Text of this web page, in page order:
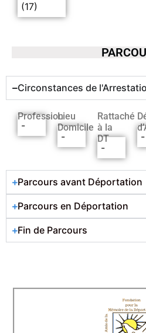
(17)
Circonstances de
Profession
-
Lieu
Domicile
-
Rattaché
à la
DT
-
-
Parcours avant Déportation
Parcours en Déportation
Fin de Parcours